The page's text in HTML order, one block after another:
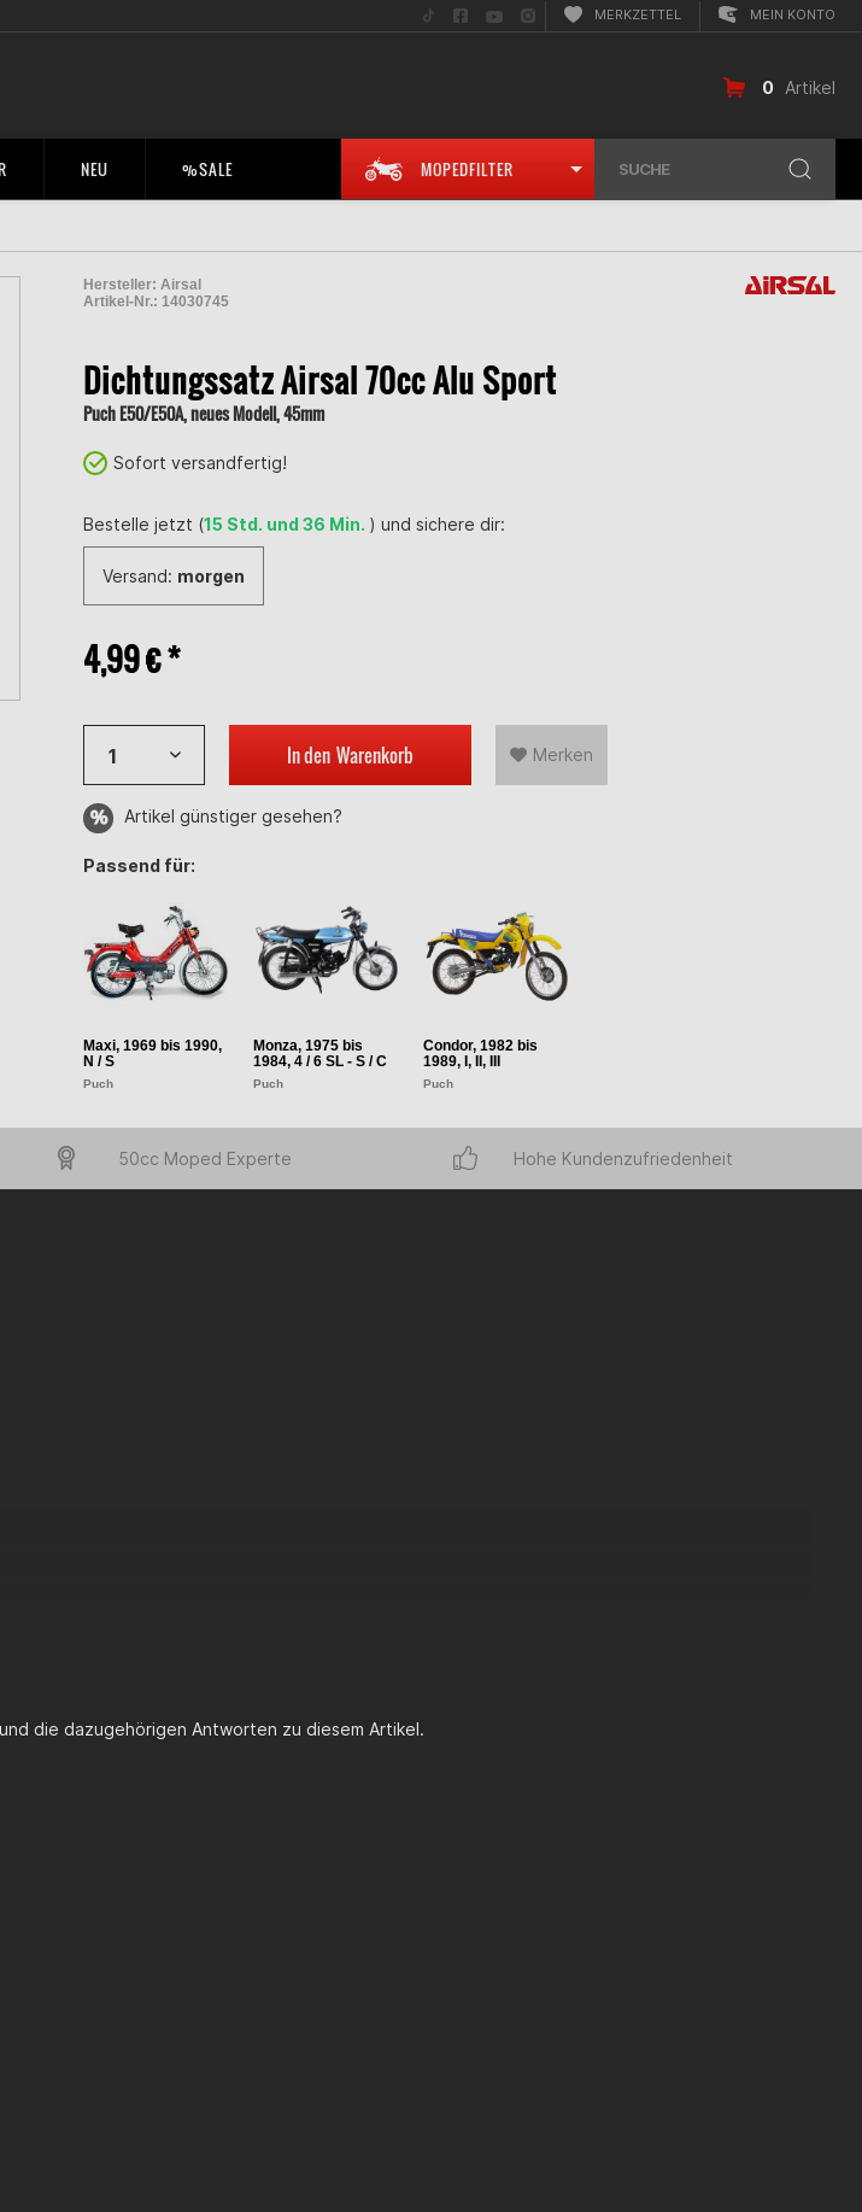
Folge
uns
Folge
uns
Folge
uns
Folge
uns
MERKZETTEL MEIN KONTO
0 Artikel
NEU %SALE MOPEDFILTER SUCHE
Hersteller: Airsal
Artikel-Nr.: 14030745
Dichtungssatz Airsal 70cc Alu Sport
Puch E50/E50A, neues Modell, 45mm
Sofort versandfertig!
Bestelle jetzt (15 Std. und 36 Min. ) und sichere dir:
Versand: morgen
4,99 € *
In den Warenkorb Merken
Artikel günstiger gesehen?
Passend für:
Maxi, 1969 bis 1990,
N / S
Puch
Monza, 1975 bis
1984, 4 / 6 SL - S / C
Puch
Condor, 1982 bis
1989, I, II, III
Puch
50cc Moped Experte Hohe Kundenzufriedenheit
die dazugehörigen Antworten zu diesem Artikel.